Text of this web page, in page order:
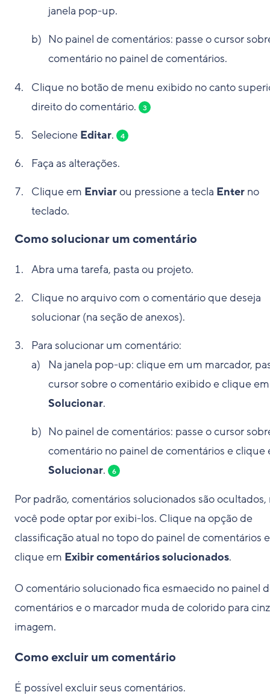
janela pop-up.
No painel de comentários: passe o cursor
comentário no painel de comentários.
Clique no botão de menu exibido no canto
direito do comentário.
3
Selecione Editar. 4
Faça as alterações.
Clique em Enviarou pressione a tecla Enter no
teclado.
Como solucionar um comentário
Abra uma tarefa, pasta ou projeto.
Clique no arquivo com o comentário que deseja
solucionar (na seção de anexos).
Para solucionar um comentário:
Na janela pop-up: clique em um marcador,
cursor sobre o comentário exibido e clique em
Solucionar.
No painel de comentários: passe o cursor
comentário no painel de comentários e clique
Solucionar. 6
Por padrão, comentários solucionados são ocultados,
você pode optar por exibi-los. Clique na opção de
classificação atual no topo do painel de comentários e
clique em Exibir comentários solucionados.
O comentário solucionado fica esmaecido no painel
comentários e o marcador muda de colorido para
imagem.
Como excluir um comentário
É possível excluir seus comentários.